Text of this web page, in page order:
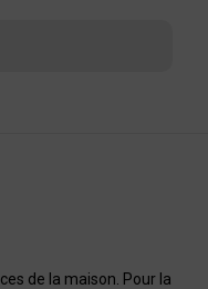
de la maison. Pour la